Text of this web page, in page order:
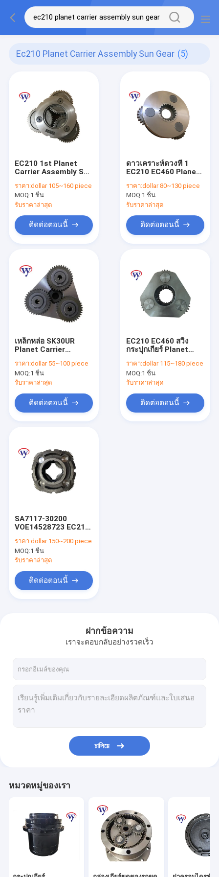
Ec210 Planet Carrier Assembly Sun Gear (5)
EC210 1st Planet
Carrier Assembly Sun
ราคา:dollar 105~160 piece
MOQ:1 ชิ้น
รับราคาล่าสุด
ติดต่อตอนนี้
ดาวเคราะห์ดวงที่ 1
EC210 EC460 Planet
SA7118-30400
VOE14528725
ราคา:dollar 80~130 piece
MOQ:1 ชิ้น
รับราคาล่าสุด
ติดต่อตอนนี้
เหล็กหล่อ SK30UR
Planet Carrier
Planetary Sun Gear
Carrier Assy
ราคา:dollar 55~100 piece
MOQ:1 ชิ้น
รับราคาล่าสุด
ติดต่อตอนนี้
EC210 EC460 สวิง
กระปุกเกียร์ Planet
30200
ราคา:dollar 115~180 piece
MOQ:1 ชิ้น
รับราคาล่าสุด
ติดต่อตอนนี้
SA7117-30200
VOE14528723 EC210
Planetary Carrier
Assembly
ราคา:dollar 150~200 piece
MOQ:1 ชิ้น
รับราคาล่าสุด
ติดต่อตอนนี้
ฝากข้อความ
เราจะตอบกลับอย่างรวดเร็ว
চালিয়ে
หมวดหมู่ของเรา